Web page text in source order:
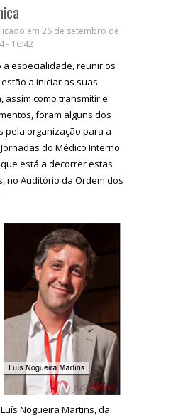
em 26 de setembro de
- 16:42
especialidade, reunir os
a iniciar as suas
assim como transmitir e
foram alguns dos
pela organização para a
do Médico Interno
está a decorrer estas
no Auditório da Ordem dos
Nogueira Martins, da